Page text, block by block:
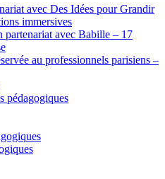
avec Des Idées pour Grandir
immersives
avec Babille – 17
au professionnels parisiens –
pédagogiques